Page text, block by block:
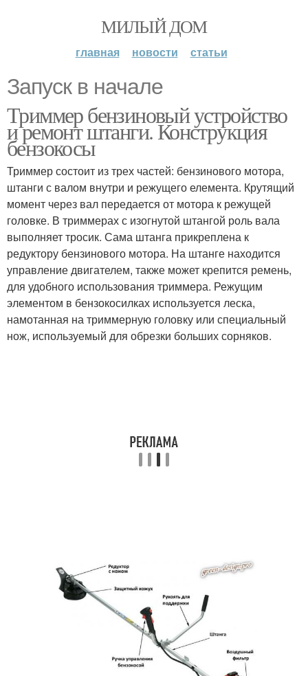
МИЛЫЙ ДОМ
главная новости статьи
Запуск в начале
Триммер бензиновый устройство
и ремонт штанги. Конструкция
бензокосы
Триммер состоит из трех частей: бензинового мотора,
штанги с валом внутри и режущего елемента. Крутящий
момент через вал передается от мотора к режущей
головке. В триммерах с изогнутой штангой роль вала
выполняет тросик. Сама штанга прикреплена к
редуктору бензинового мотора. На штанге находится
управление двигателем, также может крепится ремень,
для удобного использования триммера. Режущим
элементом в бензокосилках используется леска,
намотанная на триммерную головку или специальный
нож, используемый для обрезки больших сорняков.